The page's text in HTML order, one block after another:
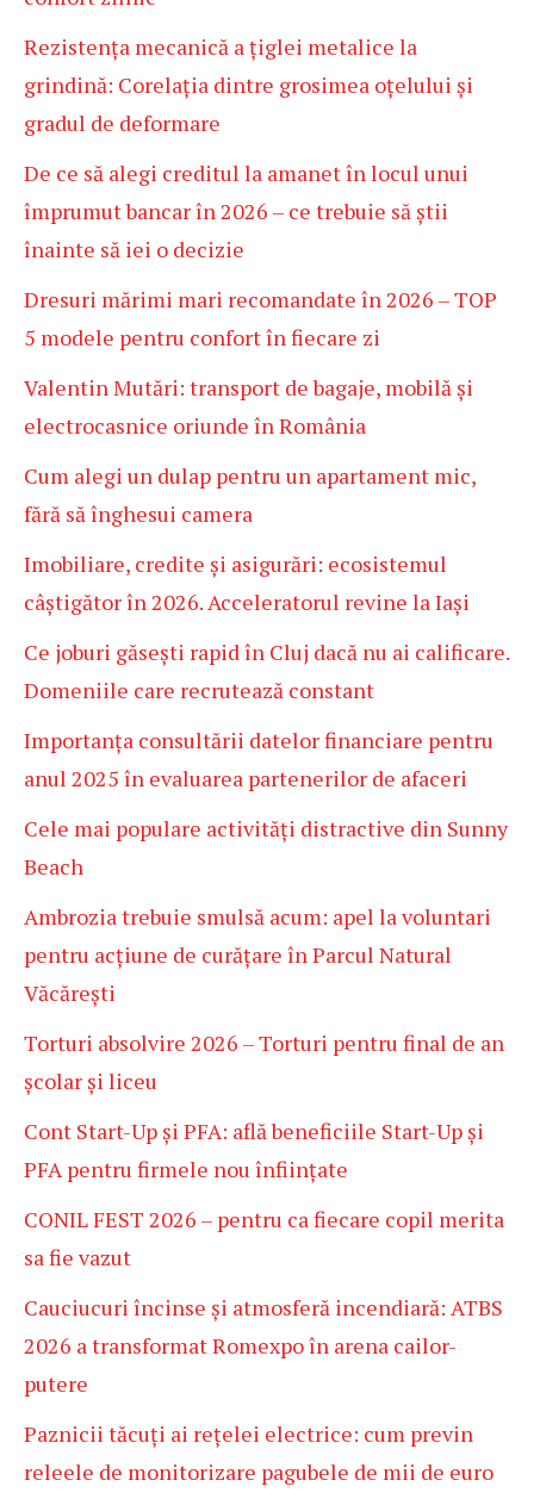
Rezistența mecanică a țiglei metalice la
grindină: Corelația dintre grosimea oțelului și
gradul de deformare
De ce să alegi creditul la amanet în locul unui
împrumut bancar în 2026 – ce trebuie să știi
înainte să iei o decizie
Dresuri mărimi mari recomandate în 2026 – TOP
5 modele pentru confort în fiecare zi
Valentin Mutări: transport de bagaje, mobilă și
electrocasnice oriunde în România
Cum alegi un dulap pentru un apartament mic,
fără să înghesui camera
Imobiliare, credite și asigurări: ecosistemul
câștigător în 2026. Acceleratorul revine la Iași
Ce joburi găsești rapid în Cluj dacă nu ai calificare.
Domeniile care recrutează constant
Importanța consultării datelor financiare pentru
anul 2025 în evaluarea partenerilor de afaceri
Cele mai populare activități distractive din Sunny
Beach
Ambrozia trebuie smulsă acum: apel la voluntari
pentru acțiune de curățare în Parcul Natural
Văcărești
Torturi absolvire 2026 – Torturi pentru final de an
școlar și liceu
Cont Start-Up și PFA: află beneficiile Start-Up și
PFA pentru firmele nou înființate
CONIL FEST 2026 – pentru ca fiecare copil merita
sa fie vazut
Cauciucuri încinse și atmosferă incendiară: ATBS
2026 a transformat Romexpo în arena cailor-
putere
Paznicii tăcuți ai rețelei electrice: cum previn
releele de monitorizare pagubele de mii de euro